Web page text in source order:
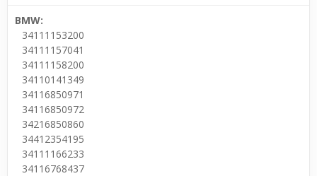
BMW:
34111153200
34111157041
34111158200
34110141349
34116850971
34116850972
34216850860
34412354195
34111166233
34116768437